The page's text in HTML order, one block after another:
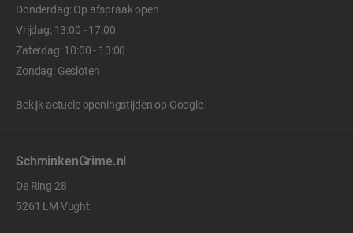
Donderdag: Op afspraak open
Vrijdag: 13:00 - 17:00
Zaterdag: 10:00 - 13:00
Zondag: Gesloten
Bekijk actuele openingstijden op Google
SchminkenGrime.nl
De Ring 28
5261 LM Vught